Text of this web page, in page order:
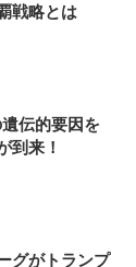
戦略とは
伝的要因を
到来！
グがトランプ